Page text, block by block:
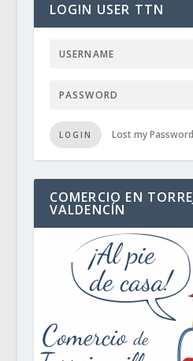
LOGIN USER TTN
LOGIN Lost my Password
COMERCIO EN
VALDENCÍN